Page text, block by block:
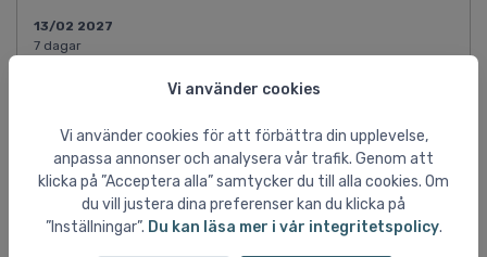
Vi använder cookies
Vi använder cookies för att förbättra din upplevelse,
anpassa annonser och analysera vår trafik. Genom att
klicka på ”Acceptera alla” samtycker du till alla cookies. Om
du vill justera dina preferenser kan du klicka på
”Inställningar”. Du kan läsa mer i vår integritetspolicy.
13/02 2027
7 dagar
SEK 49.972
per person vid 2 pers.
7 dagar